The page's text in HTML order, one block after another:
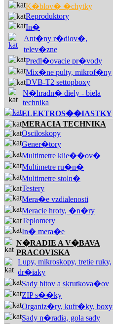
K�blov� �chytky
Reproduktory
In�
Ant�ny r�diov�,
telev�zne
Predl�ovacie pr�vody
Mix�ne pulty, mikrof�ny
DVB-T2 settopboxy
N�hradn� diely - biela
technika
ELEKTROS��IASTKY
MERACIA TECHNIKA
Osciloskopy
Gener�tory
Multimetre klie��ov�
Multimetre ru�n�
Multimetre stoln�
Testery
Mera�e vzdialenosti
Meracie hroty, �n�ry
Teplomery
In� mera�e
N�RADIE A V�BAVA
PRACOVISKA
Lupy, mikroskopy, tretie ruky,
dr�iaky
Sady bitov a skrutkova�ov
ZIP s��ky
Organiz�ry, kufr�ky, boxy
Sady n�radia, gola sady